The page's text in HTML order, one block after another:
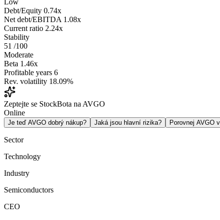
Low
Debt/Equity 0.74x
Net debt/EBITDA 1.08x
Current ratio 2.24x
Stability
51 /100
Moderate
Beta 1.46x
Profitable years 6
Rev. volatility 18.09%
Zeptejte se StockBota na AVGO
Online
Je teď AVGO dobrý nákup? Jaká jsou hlavní rizika? Porovnej AVGO
Sector
Technology
Industry
Semiconductors
CEO